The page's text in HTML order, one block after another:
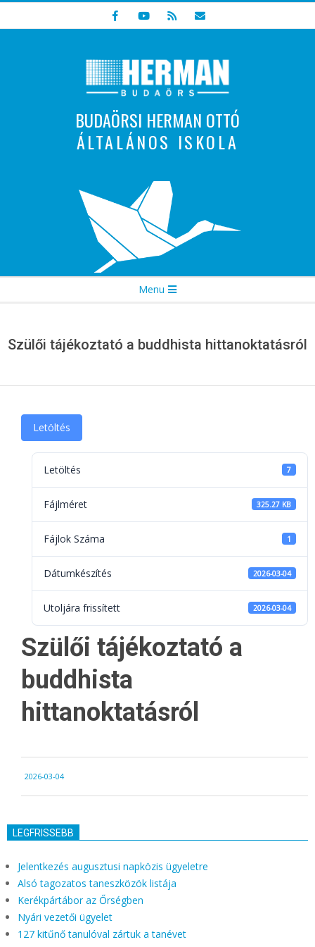
to
BUDAÖRSI HERMAN OTTÓ
ÁLTALÁNOS ISKOLA
Indulunk! Hamarosan újraindul oldalunk!
Menu
Szülői tájékoztató a buddhista hittanoktatásról
Letöltés
Letöltés 7
Fájlméret 325.27 KB
Fájlok Száma 1
Dátumkészítés 2026-03-04
Utoljára frissített 2026-03-04
Szülői tájékoztató a
buddhista
hittanoktatásról
03-
04
2026-03-04
LEGFRISSEBB
Jelentkezés augusztusi napközis ügyeletre
Alsó tagozatos taneszközök listája
Kerékpártábor az Őrségben
Nyári vezetői ügyelet
127 kitűnő tanulóval zártuk a tanévet